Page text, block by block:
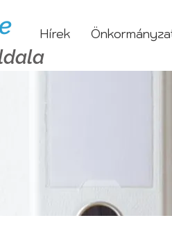
Hírek